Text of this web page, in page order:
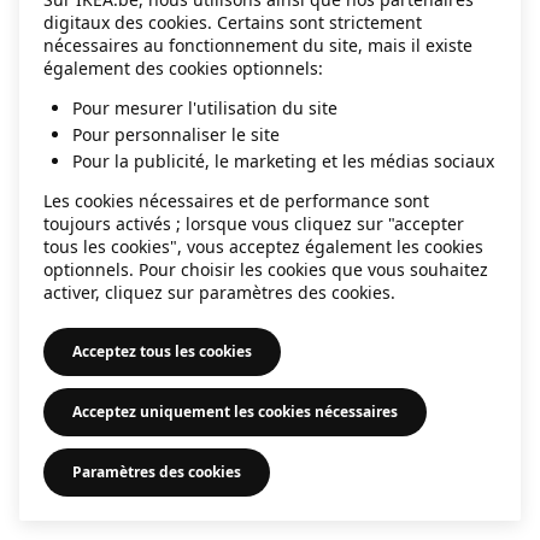
information).
digitaux des cookies. Certains sont strictement
nécessaires au fonctionnement du site, mais il existe
également des cookies optionnels:
Pour mesurer l'utilisation du site
Pour personnaliser le site
Pour la publicité, le marketing et les médias sociaux
Les cookies nécessaires et de performance sont
toujours activés ; lorsque vous cliquez sur "accepter
tous les cookies", vous acceptez également les cookies
optionnels. Pour choisir les cookies que vous souhaitez
activer, cliquez sur paramètres des cookies.
Acceptez tous les cookies
Acceptez uniquement les cookies nécessaires
Paramètres des cookies